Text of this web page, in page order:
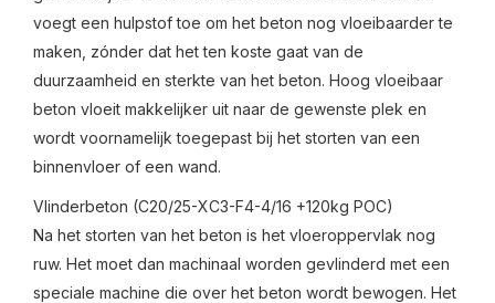
voegt een hulpstof toe om het beton nog vloeibaarder te
maken, zónder dat het ten koste gaat van de
duurzaamheid en sterkte van het beton. Hoog vloeibaar
beton vloeit makkelijker uit naar de gewenste plek en
wordt voornamelijk toegepast bij het storten van een
binnenvloer of een wand.
Vlinderbeton (C20/25-XC3-F4-4/16 +120kg POC)
Na het storten van het beton is het vloeroppervlak nog
ruw. Het moet dan machinaal worden gevlinderd met een
speciale machine die over het beton wordt bewogen. Het